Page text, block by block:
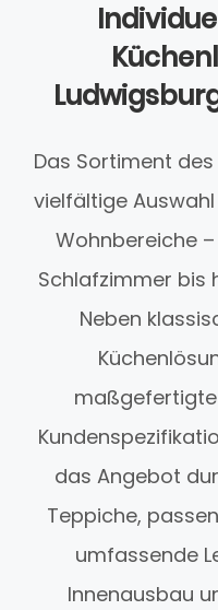
Das Sortiment
vielfältige
Wohnbereiche
Schlafzimmer bis
Neben
das Angebot
Teppiche,
umfassende
Innenausbau